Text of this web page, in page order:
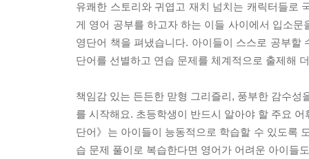
유쾌한 스토리와 귀엽고 재치 넘치는 캐릭터들로
게 영어 공부를 하고자 하는 이들 사이에서 입소
영단어 책을 펴냈습니다. 아이들이 스스로 공부
단어를 선별하고 연습 문제를 체계적으로 출제해
책임감 있는 든든한 맏형 그리즐리, 풍부한 감수
를 시작해요. 초등학생이 반드시 알아야 할 주요
단어》는 아이들이 능동적으로 학습할 수 있도록
습 문제 풀이로 복습한다면 영어가 어려운 아이들